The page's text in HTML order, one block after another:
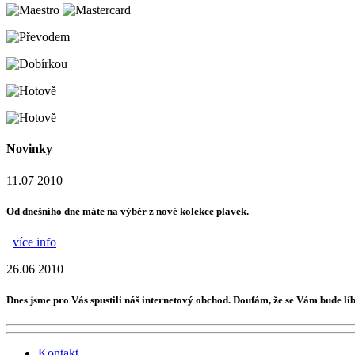
Novinky
11.07 2010
Od dnešního dne máte na výběr z nové kolekce plavek.
více info
26.06 2010
Dnes jsme pro Vás spustili náš internetový obchod. Doufám, že se Vám bude